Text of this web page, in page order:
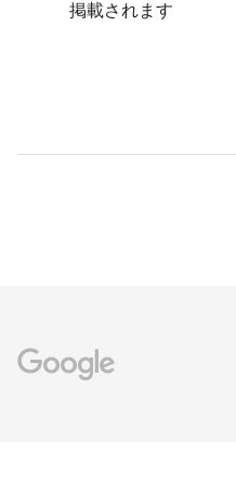
掲載されます